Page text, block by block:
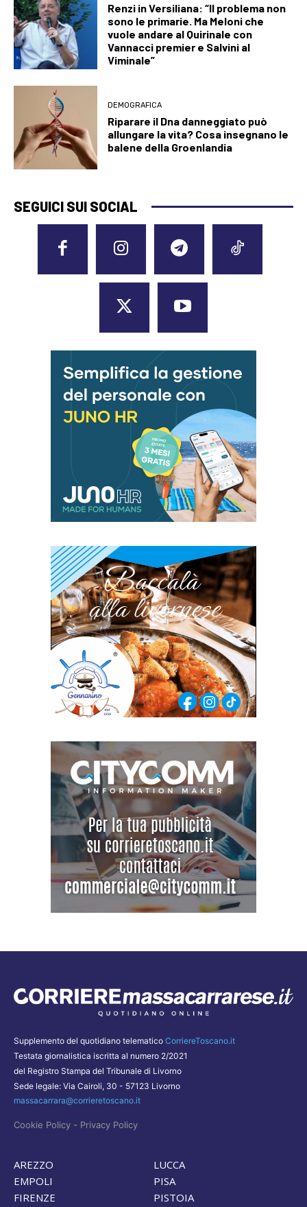
Renzi in Versiliana: “Il problema non
sono le primarie. Ma Meloni che
vuole andare al Quirinale con
Vannacci premier e Salvini al
Viminale”
DEMOGRAFICA
Riparare il Dna danneggiato può
allungare la vita? Cosa insegnano le
balene della Groenlandia
SEGUICI SUI SOCIAL
Supplemento del quotidiano telematico CorriereToscano.it
Testata giornalistica iscritta al numero 2/2021
del Registro Stampa del Tribunale di Livorno
Sede legale: Via Cairoli, 30 - 57123 Livorno
massacarrara@corrieretoscano.it
Cookie Policy - Privacy Policy
AREZZO
EMPOLI
FIRENZE
LUCCA
PISA
PISTOIA